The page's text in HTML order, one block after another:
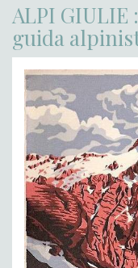
ALPI GIULIE
guida